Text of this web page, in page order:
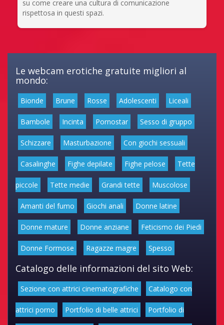
su come creare una cultura di comunicazione
rispettosa in questi spazi.
Le webcam erotiche gratuite migliori al
mondo:
Bionde Brune Rosse Adolescenti Liceali
Bambole Incinta Pornostar Sesso di gruppo
Schizzare Masturbazione Con giochi sessuali
Casalinghe Fighe depilate Fighe pelose Tette
piccole Tette medie Grandi tette Muscolose
Amanti del fumo Giochi anali Donne latine
Donne mature Donne anziane Feticismo dei Piedi
Donne Formose Ragazze magre Spesso
Catalogo delle informazioni del sito Web:
Sezione con attrici cinematografiche Catalogo con
attrici porno Portfolio di belle attrici Portfolio di